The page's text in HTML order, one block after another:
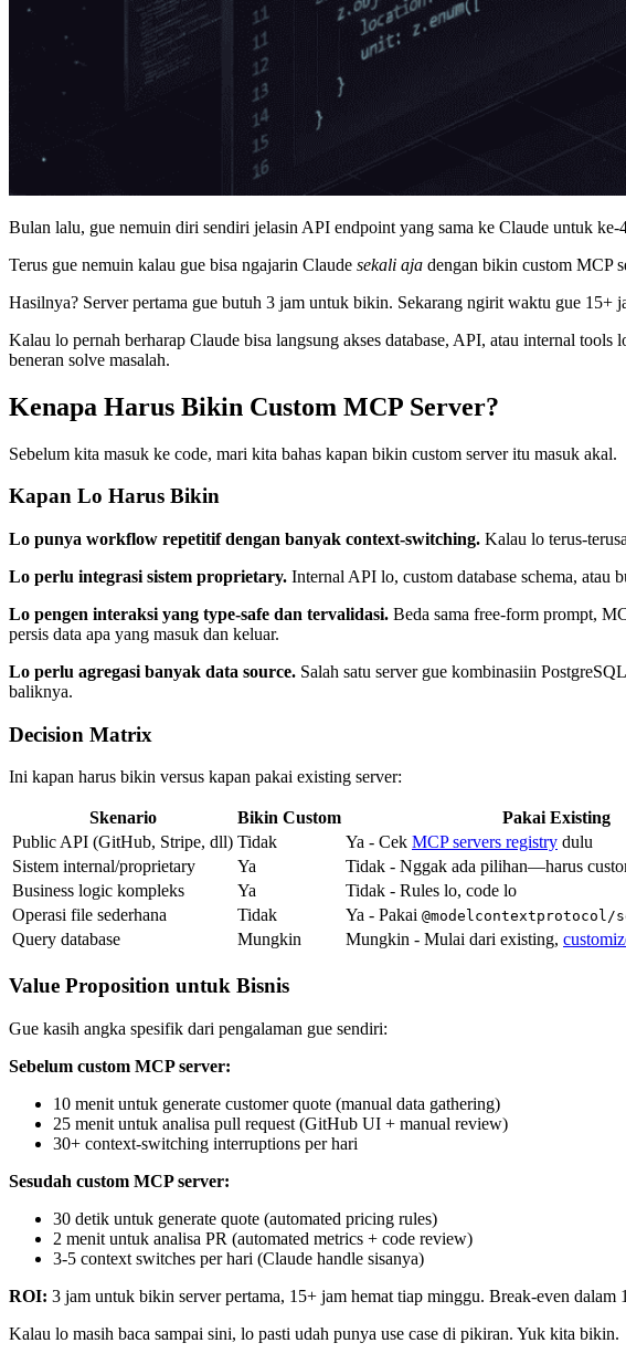
Bulan lalu, gue nemuin diri sendiri jelasin API endpoint yang sama ke Claude untuk
Terus gue nemuin kalau gue bisa ngajarin Claude sekali aja dengan bikin custom MCP
Hasilnya? Server pertama gue butuh 3 jam untuk bikin. Sekarang ngirit waktu gue
Kalau lo pernah berharap Claude bisa langsung akses database, API, atau internal
beneran solve masalah.
Kenapa Harus Bikin Custom MCP Server?
Sebelum kita masuk ke code, mari kita bahas kapan bikin custom server itu masuk akal.
Kapan Lo Harus Bikin
Lo punya workflow repetitif dengan banyak context-switching. Kalau lo terus-
Lo perlu integrasi sistem proprietary. Internal API lo, custom database schema,
Lo pengen interaksi yang type-safe dan tervalidasi. Beda sama free-form prompt,
persis data apa yang masuk dan keluar.
Lo perlu agregasi banyak data source. Salah satu server gue kombinasiin
baliknya.
Decision Matrix
Ini kapan harus bikin versus kapan pakai existing server:
Skenario Bikin Custom
Pakai Existing
Public API (GitHub, Stripe, dll) Tidak Ya - Cek MCP servers registry dulu
Sistem internal/proprietary
Ya
Tidak - Nggak ada pilihan—harus
Business logic kompleks
Ya
Tidak - Rules lo, code lo
Operasi file sederhana
Tidak Ya - Pakai
Query database Mungkin Mungkin - Mulai dari existing,
Value Proposition untuk Bisnis
Gue kasih angka spesifik dari pengalaman gue sendiri:
Sebelum custom MCP server:
10 menit untuk generate customer quote (manual data gathering)
25 menit untuk analisa pull request (GitHub UI + manual review)
30+ context-switching interruptions per hari
Sesudah custom MCP server:
30 detik untuk generate quote (automated pricing rules)
2 menit untuk analisa PR (automated metrics + code review)
3-5 context switches per hari (Claude handle sisanya)
ROI: 3 jam untuk bikin server pertama, 15+ jam hemat tiap minggu. Break-even dalam
Kalau lo masih baca sampai sini, lo pasti udah punya use case di pikiran. Yuk kita bikin.